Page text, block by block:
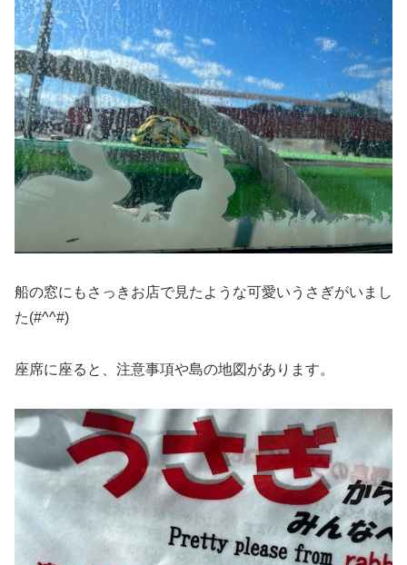
船の窓にもさっきお店で見たような可愛いうさぎがいまし
た(#^^#)
座席に座ると、注意事項や島の地図があります。